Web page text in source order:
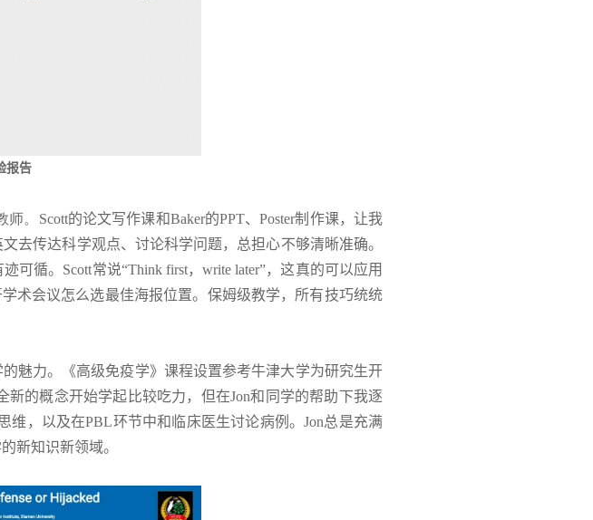
报告
师。Scott的论文写作课和Baker的PPT、Poster制作课，让我
去传达科学观点、讨论科学问题，总担心不够清晰准确。
可循。 Scott常说“Think first，write later”，这真的可以应用
术会议怎么选最佳海报位置。保姆级教学，所有技巧统统
魅力。《高级免疫学》课程设置参考牛津大学为研究生开
新的概念开始学起比较吃力，但在Jon和同学的帮助下我逐
维，以及在PBL环节中和临床医生讨论病例。Jon总是充满
新知识新领域。